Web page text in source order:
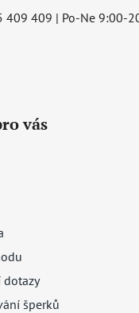
409 409 | Po-Ne 9:00-
vás
dotazy
šperků